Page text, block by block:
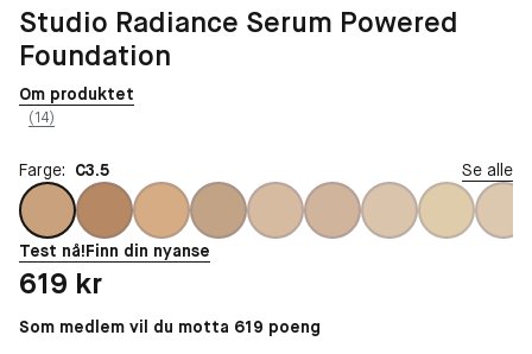
Studio Radiance Serum Powered
Foundation
Om produktet
(14)
Farge: C3.5 Se alle
Test nå!Finn din nyanse
Pris: 619 kr
619 kr
Som medlem vil du motta 619 poeng